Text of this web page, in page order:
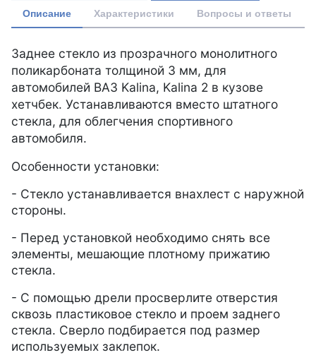
Описание Характеристики Вопросы и ответы
Заднее стекло из прозрачного монолитного
поликарбоната толщиной 3 мм, для
автомобилей ВАЗ Kalina, Kalina 2 в кузове
хетчбек. Устанавливаются вместо штатного
стекла, для облегчения спортивного
автомобиля.
Особенности установки:
- Стекло устанавливается внахлест с наружной
стороны.
- Перед установкой необходимо снять все
элементы, мешающие плотному прижатию
стекла.
- С помощью дрели просверлите отверстия
сквозь пластиковое стекло и проем заднего
стекла. Сверло подбирается под размер
используемых заклепок.